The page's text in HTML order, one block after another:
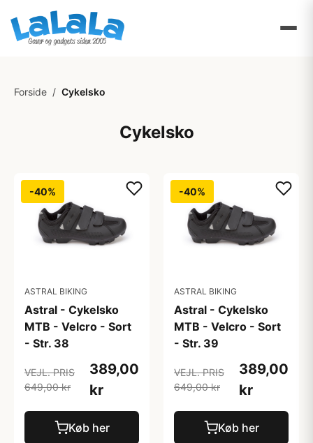
Forside / Cykelsko
Cykelsko
-40%
ASTRAL BIKING
Astral - Cykelsko
MTB - Velcro - Sort
- Str. 38
VEJL. PRIS
649,00 kr
389,00
kr
Køb her
-40%
ASTRAL BIKING
Astral - Cykelsko
MTB - Velcro - Sort
- Str. 39
VEJL. PRIS
649,00 kr
389,00
kr
Køb her